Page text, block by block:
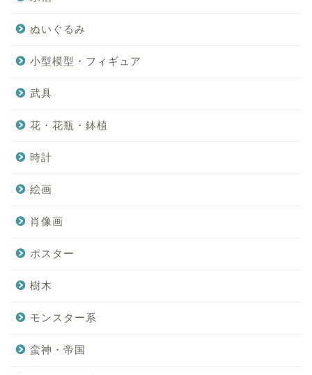
ぬいぐるみ
小型模型・フィギュア
武具
花・花瓶・鉢植
時計
絵画
肖像画
ポスター
樹木
モンスター系
蛮神・帝国